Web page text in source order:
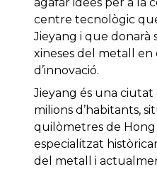
centre tecnològic
Jieyang i que donarà
xineses del metall en
d’innovació.
Jieyang és una ciutat
milions d’habitants,
quilòmetres de Hong
especialitzat
del metall i